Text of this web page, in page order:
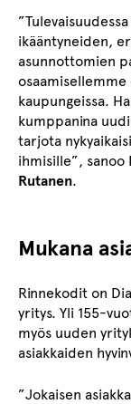
ikääntyneiden,
asunnottomien
osaamisellemme
kaupungeissa.
kumppanina
tarjota
ihmisille”,
Rutanen.
Mukana
Rinnekodit on
yritys. Yli 155-
myös uuden
asiakkaiden
”Jokaisen